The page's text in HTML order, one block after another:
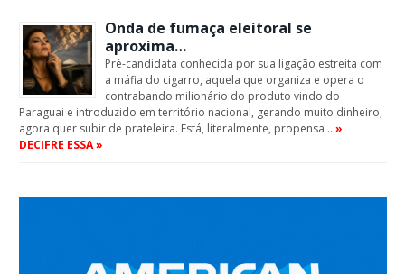
Onda de fumaça eleitoral se
aproxima…
Pré-candidata conhecida por sua ligação estreita com
a máfia do cigarro, aquela que organiza e opera o
contrabando milionário do produto vindo do
Paraguai e introduzido em território nacional, gerando muito dinheiro,
agora quer subir de prateleira. Está, literalmente, propensa …»
DECIFRE ESSA »